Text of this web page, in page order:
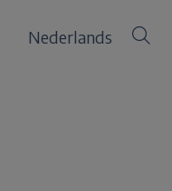
Nederlands